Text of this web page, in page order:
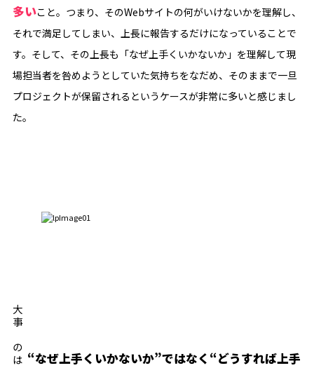
多いこと。つまり、そのWebサイトの何がいけないかを理解し、
それで満足してしまい、上長に報告するだけになっていることで
す。そして、その上長も「なぜ上手くいかないか」を理解して現
場担当者を咎めようとしていた気持ちをなだめ、そのままで一旦
プロジェクトが保留されるというケースが非常に多いと感じまし
た。
大事なのは “なぜ上手くいかないか”ではなく“どうすれば上手